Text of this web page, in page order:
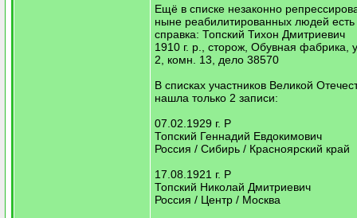
Ещё в списке незаконно
ныне реабилитированных людей есть
справка: Топский Тихон Дмитриевич
1910 г. р., сторож, Обувная фабрика,
2, комн. 13, дело 38570
В списках участников Великой
нашла только 2 записи:
07.02.1929 г. Р
Топский Геннадий Евдокимович
Россия / Сибирь / Красноярский край
17.08.1921 г. Р
Топский Николай Дмитриевич
Россия / Центр / Москва